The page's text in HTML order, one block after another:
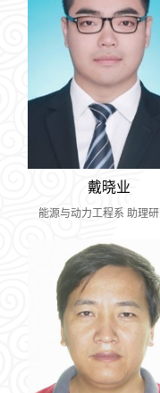
戴晓业
能源与动力工程系 助理